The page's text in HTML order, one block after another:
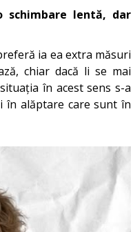
schimbare lentă, dar
ia ea extra măsuri
chiar dacă li se mai
în acest sens s-a
în alăptare care sunt în